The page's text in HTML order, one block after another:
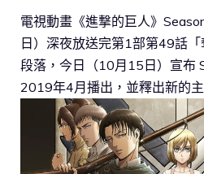
電視動畫《進撃的巨人》
日）深夜放送完第1部第49話
段落，今日（10月15日）宣布
2019年4月播出，並釋出新的主